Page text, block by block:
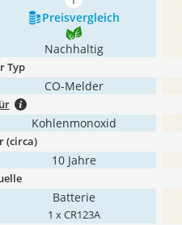
mehr anzeigen
Preis­vergleich
Nachhaltig
Typ
CO-Melder
Kohlenmonoxid
(circa)
10 Jahre
Batterie
1 x CR123A